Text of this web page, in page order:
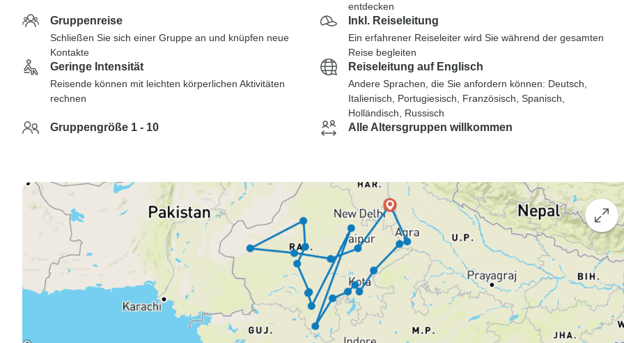
entdecken
Gruppenreise
Schließen Sie sich einer Gruppe an und knüpfen neue
Kontakte
Inkl. Reiseleitung
Ein erfahrener Reiseleiter wird Sie während der gesamten
Reise begleiten
Geringe Intensität
Reisende können mit leichten körperlichen Aktivitäten
rechnen
Reiseleitung auf Englisch
Andere Sprachen, die Sie anfordern können: Deutsch,
Italienisch, Portugiesisch, Französisch, Spanisch,
Holländisch, Russisch
Gruppengröße 1 - 10 Alle Altersgruppen willkommen